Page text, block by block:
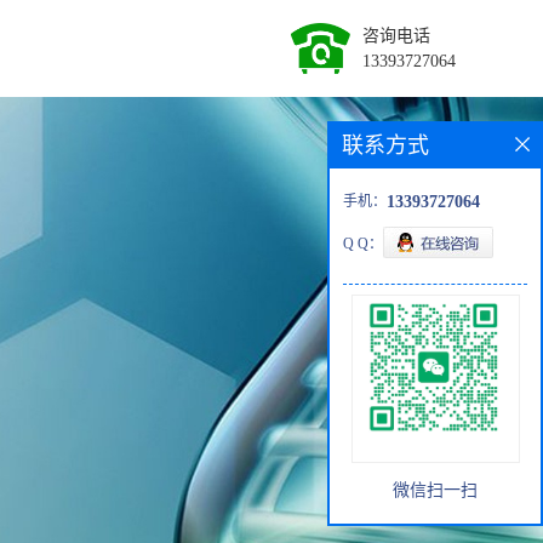
咨询电话
13393727064
联系方式
手机： 13393727064
Q Q：
微信扫一扫